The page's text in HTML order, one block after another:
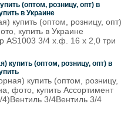
(оптом, розницу, опт) в
в Украине
купить (оптом, розницу, опт)
купить в Украине
AS1003 3/4 х.ф. 16 х 2,0 три
купить (оптом, розницу, опт) в
купить (оптом, розницу,
фото, купить Ассортимент
3/4Вентиль 3/4